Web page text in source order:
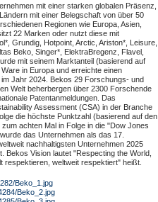
mit einer starken globalen Präsenz,
mit einer Belegschaft von über 50
Regionen wie Europa, Asien,
22 Marken oder nutzt diese mit
Grundig, Hotpoint, Arctic, Ariston*, Leisure,
Beko, Singer*, ElektraBregenz, Flavel,
mit seinem Marktanteil (basierend auf
in Europa und erreichte einen
Jahr 2024. Bekos 29 Forschungs- und
Welt beherbergen über 2300 Forschende
Patentanmeldungen. Das
Assessment (CSA) in der Branche
die höchste Punktzahl (basierend auf den
achten Mal in Folge in die "Dow Jones
das Unternehmen als das 17.
nachhaltigsten Unternehmen 2025
Bekos Vision lautet "Respecting the World,
respektieren, weltweit respektiert" heißt.
Beko_1.jpg
Beko_2.jpg